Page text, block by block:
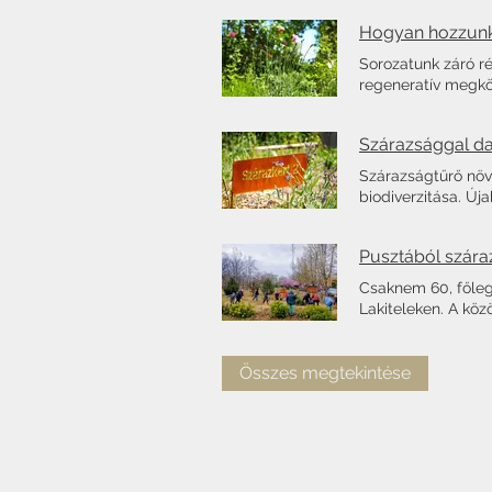
Hogyan
Sorozatunk záró részében arról lesz szó, hogyan segítheti az alkalmazkodást és az élhető jövőt a regeneratív megközelítés. Nyári nap tüzes sugara égeti a tájat. A juhászbojtárt ezúttal nem a szerelem tüze foglalkoztatja, inkább az egyik fás-bokros erdőfolt árnyékába menekül. A nyolc napja tartó, 42 fokos hőség egy kicsit elviselhetőbbnek tűnik ott. A hőségben hullámzik, hömpölyög a homok, hiába harcolni vele. Most csak a túlélésért küzd az élővilág. A porzó pusztánál csak egy keményebb hely van most: a távoli város főtere, ahol csak a kő kövön marad meg. Fekete aszfalt, faltól-falig érő térkő gyűjti, ontja a forróságot, megperzselve bárkit és bármit, aki a felszínére téved. A klímaberendezések maximumon pörögnek, már ameddig bírja az elektromos hálózat - a forróságban ez és a vízhálózat is az összeomlás szélén táncol. Pedig lehetne, sőt: van is máshogy. Az erdőfolttól nem messze, egy sekély ártéri tó túloldalán egy egészen más világ tárul elénk. Árnyas fák, zümmögő füves élőhelyfoltok, zöldes-barnás eső- és szárazkertek között jutunk el a falu központjába, ahol forróságban is több fokkal elviselhetőbb a hőérzet. Már ha kimerészkedik bárki a szabadba, és nem a klimatizált közösségi térben tölti az időt a legforróbb percekben. A közösség együtt, hatékonyan vészeli át a megpróbáltatásokat, segítve azokon, akik arra leginkább rászorulnak. A jövő lehet ilyen, de lehet olyan is, mint a forró kövek és klímák között perzselődő tereken. Az éghajlatváltozás miatt egyre gyakoribb szélsőségeket, embertpróbáló helyzeteket kell átvészelnünk. Hőhullámok, történelmi aszályos periódusok és károkozó viharok között kell megtalálnunk az élhető jövőt. Ha elkezdjük helyreállítani emberi és több mint emberi környezetünket, ha megtartó ökológiai és társadalmi rendszereket hozunk létre, akkor lehet esélyünk alkalmazkodni ehhez a változó világhoz. A Dög-
Szárazságtűrő növények segíthetnek abban, hogy aszályos időben is megőrizhető legyen környezetünk biodiverzitása. Újabb szárazkert jött létre Lakiteleken a Színeskert előtt, az Eötvös Iskola bejáratánál Szelesné Kása Ilona vezetésével. A kert célja egy olyan szárazságtűrő élőhely létrehozása, amely aszályos időben is segíti a biodiverzitás megőrzését. A parkoló melletti, száraz és tömörödött homokon létrejött kert a harmadik része egy sorozatnak. Az első szárazkert tavaly ősszel alakult a Színeskertben Tálas Máté útmutatásai szerint, a második a Művház Park Széchenyi körút felőli sarkán jött létre közösségi összefogással idén márciusban. A szárazsággal és a homokkal való együttélési kísérletek nem ma kezdődtek el. "A homokkal együtt éltek felmenőink, küzdöttek vele, megtörni és megszelidíteni igyekeztek, és közben a homok is megszelidítette őket. A zord világ hol küzdelmeket, hol lehetőségeket kínált, és talán nem véletlen, hogy oly sokan oly mély gyökeret eresztettek e tájban" - írtuk a beszámolóban, ahol a terület múltját, Lakitelek történetét és őseink tájjal való kapcsolatát tártuk fel. Cikkünkben ezt a gondolatot folytatva mutatjuk be a szárazkert koncepcióját és az aszállyal való megküzdés lehetőségeit. Egy történetet, melyben növénytársaink lesznek a tanítóink. Szárazságok kora fenyeget, melyben az öntözés is egyre nehezebb lesz A csapadékhiány egyre súlyosabb problémát jelent. A 2022-es aszály az egyik első olyan vészhelyzet volt, ami széles körben aggodalmat okozott, így a figyelem középpontjába helyezte a vízmegtartás fontosságát. Az idei év szintén aggodalmakkal indult: a szokásos csapadékmennyiség tizede hullott le áprilisban országos átlagban a HungaroMet összesítése szerint.
Pusztából
Csaknem 60, főleg szárazságtűrő cserjével és évelővel lett gazdagabb a Művelődési Ház előtti park Lakiteleken. A közösségi összefogással létrejövő kísérleti kert célja a jövő kihívásaira való felkészülés, a múlt küzdelmeinek megismerése mellett. Szürke fellegek és szemerkélő vízpára takarta be Lakiteleket egy március végi szombat délutánon. Ritka alkalmak egyike volt ez. Hosszú hetekig egy csepp eső sem áztatta a park száraz homokját, ahol csak a legszívósabb, apró termetű növények és fűfélék élték túl a megpróbáltatásokat. "Szikra a Kecskemét Szaharája. Egy tenger, homokból. Azóta már megfogták a faültető unokák, akkor még szabad volt a homok, s futott, vándorolt, hömpölygött a végtelenbe megszakadozott hullámokban, tetszése szerint. Köröskörül végtelen darabon sem víz, sem növény; a nap liliom-színekben szórja verőfényét a milliárd apró homokszemekre, melyek mozognak, hömpölyögnek szemkápráztató gyorsaságban, mintha ezer meg ezer láthatatlan seprő dolgozna szüntelen, vagy hogy csak a napsugár mozog és ugrándoz rajtuk." Így ír Mikszáth Kálmán A beszélő köntös című művében Szikra pusztáról, aki hajdanán Kecskeméthez tartozott Felsőalpár puszta szomszédságában. Később a puszták egyesítésével jött létre a mai Lakitelek, de a szikrázó homokszemek azóta is jelen vannak az életünkben és a kultúránkban. Ahogy felmenőink gyümölcsfákkal és szőlőkkel kezdték el megkötni a homokot, úgy vetettünk bele mi is magunkat az ültetésbe. A Színeskert, a CSAK csoport és a Lakiteleki Petőfi Sándor Művelődési Ház hagyománnyá vált magbörzéjét színesítve hirdettünk közösségi ültetést, hogy így szőjük újra társadalmi és ökológiai szövetségeinket. Nagy örömünkre a régóta várt esőcseppek ellenére is sokan csatlakoztak ehhez a közösségi
Összes megtekintése